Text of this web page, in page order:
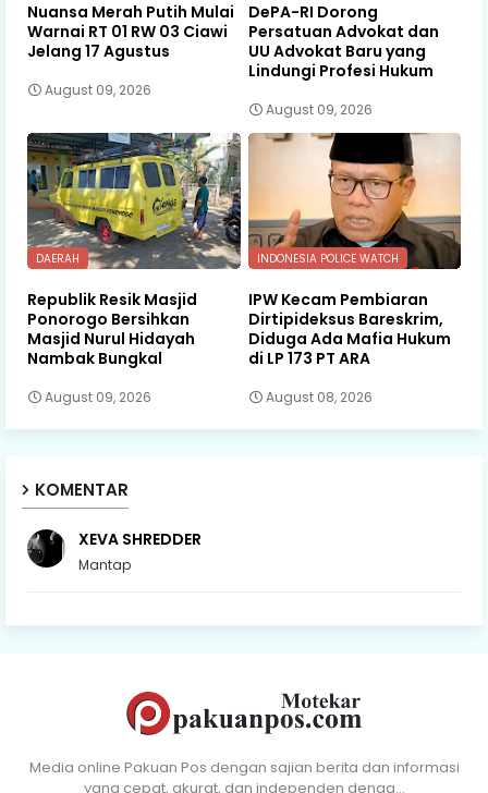
Nuansa Merah Putih Mulai
Warnai RT 01 RW 03 Ciawi
Jelang 17 Agustus
August 09, 2026
DePA-RI Dorong
Persatuan Advokat dan
UU Advokat Baru yang
Lindungi Profesi Hukum
August 09, 2026
DAERAH
Republik Resik Masjid
Ponorogo Bersihkan
Masjid Nurul Hidayah
Nambak Bungkal
August 09, 2026
INDONESIA POLICE WATCH
IPW Kecam Pembiaran
Dirtipideksus Bareskrim,
Diduga Ada Mafia Hukum
di LP 173 PT ARA
August 08, 2026
KOMENTAR
XEVA SHREDDER
Mantap
Media online Pakuan Pos dengan sajian berita dan informasi
yang cepat, akurat, dan independen denga…